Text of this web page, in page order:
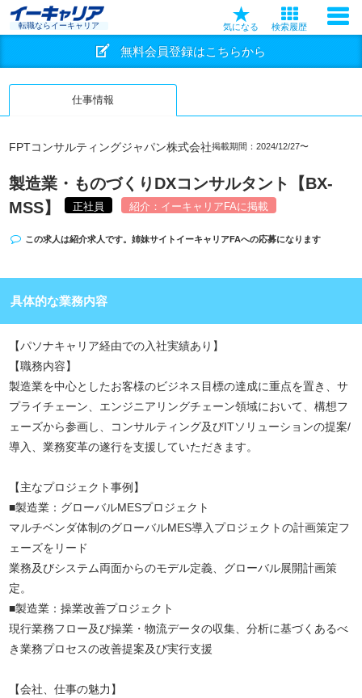
転職ならイーキャリア 気になる 検索履歴
無料会員登録はこちらから
仕事情報
FPTコンサルティングジャパン株式会社掲載期間：2024/12/27〜
製造業・ものづくりDXコンサルタント【BX-
MSS】
正社員 紹介：イーキャリアFAに掲載
この求人は紹介求人です。姉妹サイト イーキャリアFAへの応募になります
具体的な業務内容
【パソナキャリア経由での入社実績あり】
【職務内容】
製造業を中心としたお客様のビジネス目標の達成に重点を置き、サ
プライチェーン、エンジニアリングチェーン領域において、構想フ
ェーズから参画し、コンサルティング及びITソリューションの提案/
導入、業務変革の遂行を支援していただきます。
【主なプロジェクト事例】
■製造業：グローバルMESプロジェクト
マルチベンダ体制のグローバルMES導入プロジェクトの計画策定フ
ェーズをリード
業務及びシステム両面からのモデル定義、グローバル展開計画策
定。
■製造業：操業改善プロジェクト
現行業務フロー及び操業・物流データの収集、分析に基づくあるべ
き業務プロセスの改善提案及び実行支援
【会社、仕事の魅力】